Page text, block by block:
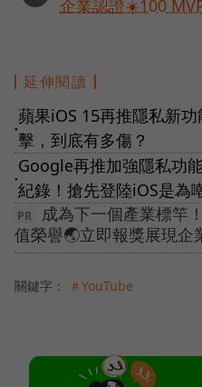
企業認證☀️100
延伸閱讀
●
蘋果iOS 15再推隱私新
擊，到底有多傷？
●
Google再推加強隱私功
紀錄！搶先登陸iOS是為
成為下一個產業標竿
值榮譽🌏立即報獎展現企
關鍵字： ＃YouTube